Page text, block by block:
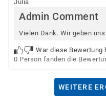
Julia
Admin Comment
Vielen Dank. Wir geben
War diese Bewertung
0 Person fanden die
WEITERE